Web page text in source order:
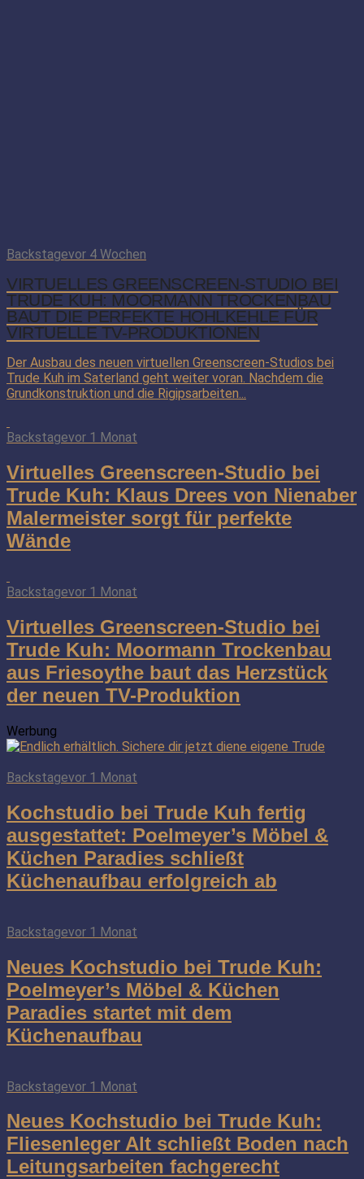
Backstagevor 4 Wochen
VIRTUELLES GREENSCREEN-STUDIO BEI
TRUDE KUH: MOORMANN TROCKENBAU
BAUT DIE PERFEKTE HOHLKEHLE FÜR
VIRTUELLE TV-PRODUKTIONEN
Der Ausbau des neuen virtuellen Greenscreen-Studios bei
Trude Kuh im Saterland geht weiter voran. Nachdem die
Grundkonstruktion und die Rigipsarbeiten...
Backstagevor 1 Monat
Virtuelles Greenscreen-Studio bei
Trude Kuh: Klaus Drees von Nienaber
Malermeister sorgt für perfekte
Wände
Backstagevor 1 Monat
Virtuelles Greenscreen-Studio bei
Trude Kuh: Moormann Trockenbau
aus Friesoythe baut das Herzstück
der neuen TV-Produktion
Werbung
Backstagevor 1 Monat
Kochstudio bei Trude Kuh fertig
ausgestattet: Poelmeyer’s Möbel &
Küchen Paradies schließt
Küchenaufbau erfolgreich ab
Backstagevor 1 Monat
Neues Kochstudio bei Trude Kuh:
Poelmeyer’s Möbel & Küchen
Paradies startet mit dem
Küchenaufbau
Backstagevor 1 Monat
Neues Kochstudio bei Trude Kuh:
Fliesenleger Alt schließt Boden nach
Leitungsarbeiten fachgerecht